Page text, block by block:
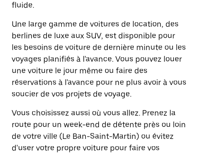
fluide.
Une large gamme de voitures de location, des
berlines de luxe aux SUV, est disponible pour
les besoins de voiture de dernière minute ou les
voyages planifiés à l'avance. Vous pouvez louer
une voiture le jour même ou faire des
réservations à l'avance pour ne plus avoir à vous
soucier de vos projets de voyage.
Vous choisissez aussi où vous allez. Prenez la
route pour un week-end de détente près ou loin
de votre ville (Le Ban-Saint-Martin) ou évitez
d'user votre propre voiture pour faire vos